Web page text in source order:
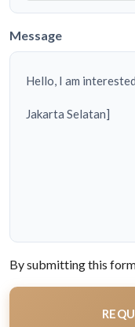
Message
By submitting this